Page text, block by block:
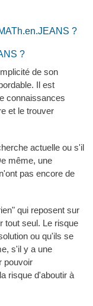
?
?
de son
Il est
connaissances
et le trouver
actuelle ou s'il
même, une
pas encore de
qui reposent sur
tout seul. Le risque
ou qu'ils se
s'il y a une
pouvoir
risque d'aboutir à